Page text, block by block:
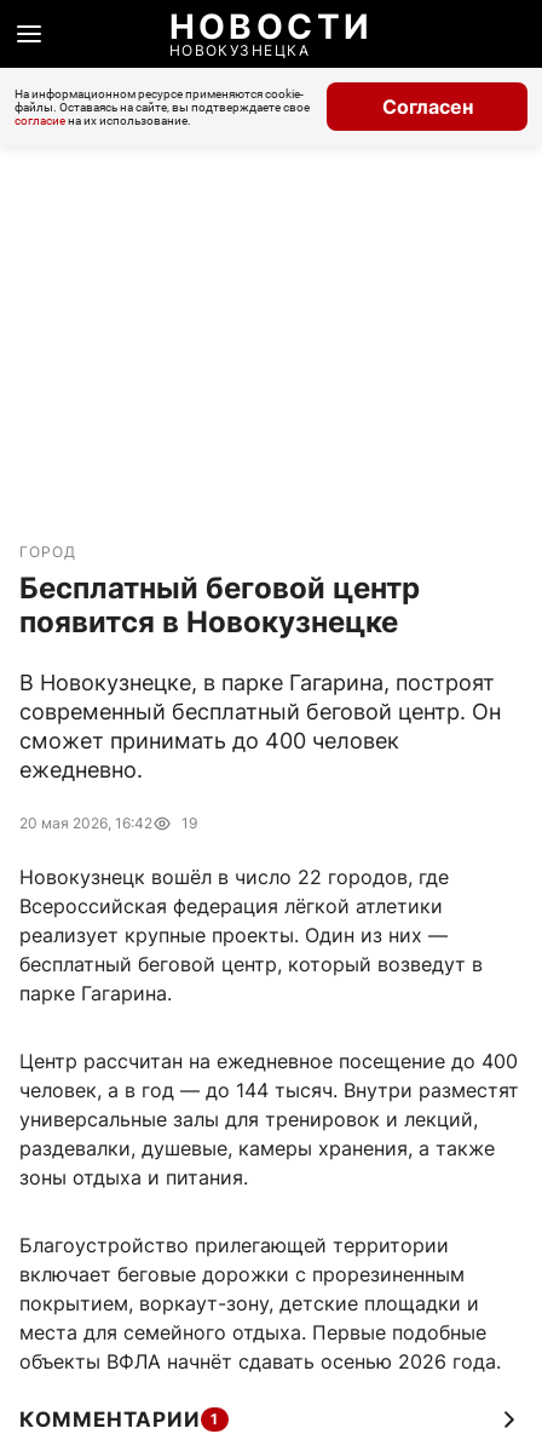
НОВОСТИ
НОВОКУЗНЕЦКА
На информационном ресурсе применяются cookie-
файлы. Оставаясь на сайте, вы подтверждаете свое
согласиена их использование.
Согласен
ГОРОД
Бесплатный беговой центр
появится в Новокузнецке
В Новокузнецке, в парке Гагарина, построят
современный бесплатный беговой центр. Он
сможет принимать до 400 человек
ежедневно.
20 мая 2026, 16:42 19
Новокузнецк вошёл в число 22 городов, где
Всероссийская федерация лёгкой атлетики
реализует крупные проекты. Один из них —
бесплатный беговой центр, который возведут в
парке Гагарина.
Центр рассчитан на ежедневное посещение до 400
человек, а в год — до 144 тысяч. Внутри разместят
универсальные залы для тренировок и лекций,
раздевалки, душевые, камеры хранения, а также
зоны отдыха и питания.
Благоустройство прилегающей территории
включает беговые дорожки с прорезиненным
покрытием, воркаут-зону, детские площадки и
места для семейного отдыха. Первые подобные
объекты ВФЛА начнёт сдавать осенью 2026 года.
КОММЕНТАРИИ 1